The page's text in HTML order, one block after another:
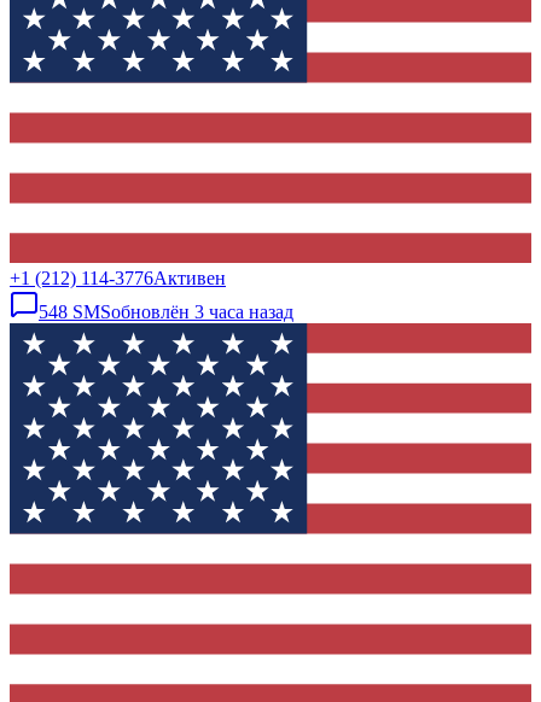
+1 (212) 114-3776Активен
548 SMSобновлён 3 часа назад